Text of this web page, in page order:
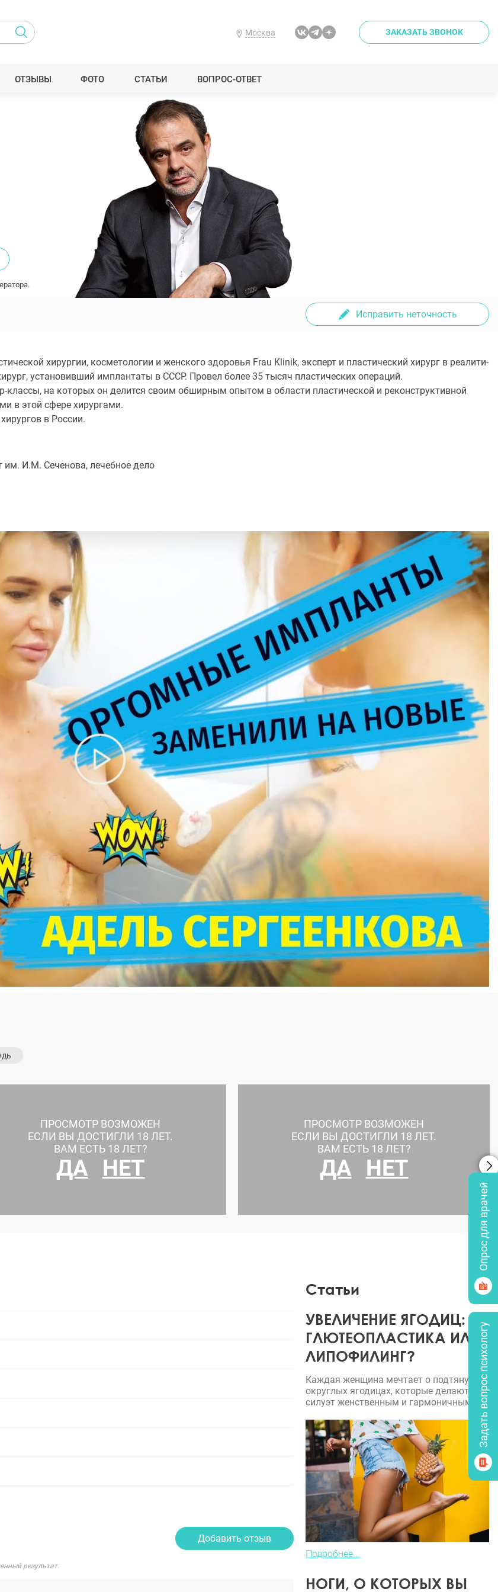
Москва ЗАКАЗАТЬ ЗВОНОК
ОТЗЫВЫ ФОТО СТАТЬИ ВОПРОС-ОТВЕТ
Исправить неточность
хирургии, косметологии и женского здоровья Frau Klinik, эксперт и пластический хирург в реалити-
установивший имплантаты в СССР. Провел более 35 тысяч пластических операций.
классы, на которых он делится своим обширным опытом в области пластической и реконструктивной
в этой сфере хирургами.
в России.
им. И.М. Сеченова, лечебное дело
ПРОСМОТР ВОЗМОЖЕН
ЕСЛИ ВЫ ДОСТИГЛИ 18 ЛЕТ.
ВАМ ЕСТЬ 18 ЛЕТ?
ДА НЕТ
ПРОСМОТР ВОЗМОЖЕН
ЕСЛИ ВЫ ДОСТИГЛИ 18 ЛЕТ.
ВАМ ЕСТЬ 18 ЛЕТ?
ДА НЕТ
Добавить отзыв
результат.
Статьи
УВЕЛИЧЕНИЕ ЯГОДИЦ:
ГЛЮТЕОПЛАСТИКА ИЛИ
ЛИПОФИЛИНГ?
Каждая женщина мечтает о подтянутых,
округлых ягодицах, которые делают
силуэт женственным и гармоничным.
Подробнее...
НОГИ, О КОТОРЫХ ВЫ
Опрос для врачей
Задать вопрос психологу